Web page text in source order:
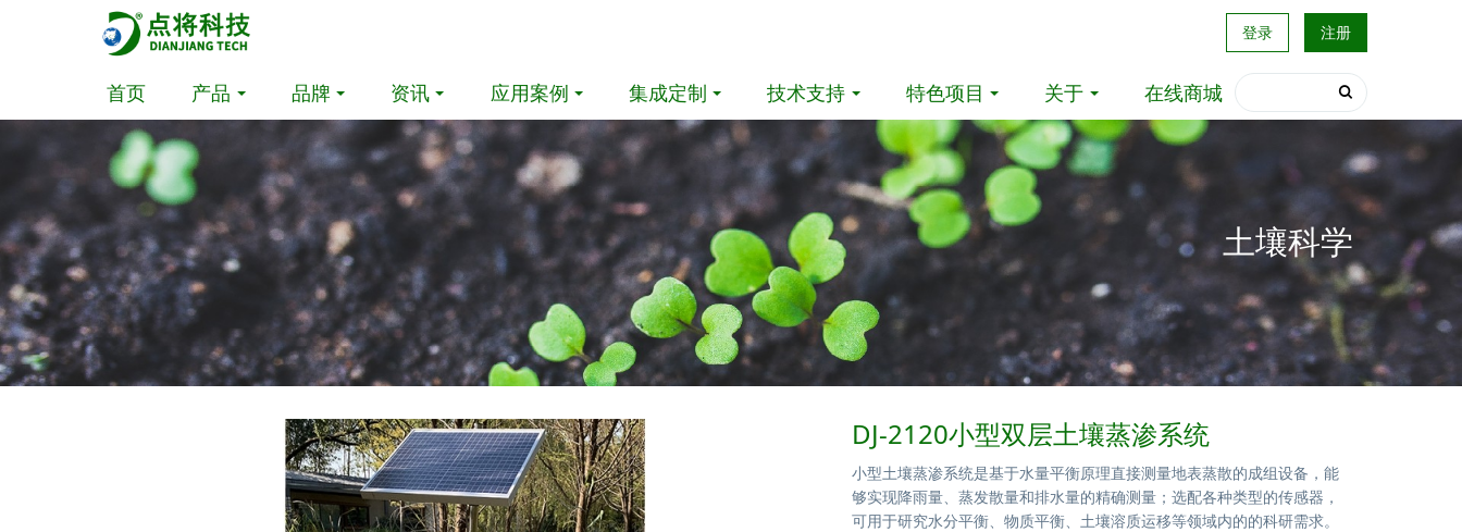
登录 注册
首页 产品 品牌 资讯 应用案例 集成定制 技术支持 特色项目 关于 在线商城
土壤科学
DJ-2120小型双层土壤蒸渗系统
小型土壤蒸渗系统是基于水量平衡原理直接测量地表蒸散的成组设备，能
够实现降雨量、蒸发散量和排水量的精确测量；选配各种类型的传感器，
可用于研究水分平衡、物质平衡、土壤溶质运移等领域内的的科研需求。